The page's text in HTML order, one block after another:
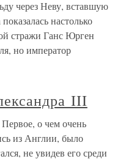
через Неву, вставшую
настолько
стражи Ганс Юрген
но император
III
о чем очень
из Англии, было
не увидев его среди